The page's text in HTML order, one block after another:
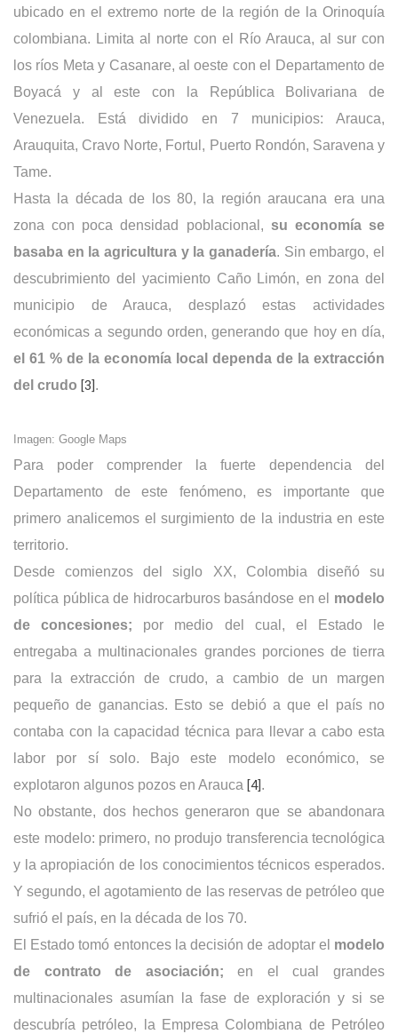
ubicado en el extremo norte de la región de la Orinoquía
colombiana. Limita al norte con el Río Arauca, al sur con
los ríos Meta y Casanare, al oeste con el Departamento de
Boyacá y al este con la República Bolivariana de
Venezuela. Está dividido en 7 municipios: Arauca,
Arauquita, Cravo Norte, Fortul, Puerto Rondón, Saravena y
Tame.
Hasta la década de los 80, la región araucana era una
zona con poca densidad poblacional, su economía se
basaba en la agricultura y la ganadería. Sin embargo, el
descubrimiento del yacimiento Caño Limón, en zona del
municipio de Arauca, desplazó estas actividades
económicas a segundo orden, generando que hoy en día,
el 61 % de la economía local dependa de la extracción
del crudo [3].
Imagen: Google Maps
Para poder comprender la fuerte dependencia del
Departamento de este fenómeno, es importante que
primero analicemos el surgimiento de la industria en este
territorio.
Desde comienzos del siglo XX, Colombia diseñó su
política pública de hidrocarburos basándose en el modelo
de concesiones; por medio del cual, el Estado le
entregaba a multinacionales grandes porciones de tierra
para la extracción de crudo, a cambio de un margen
pequeño de ganancias. Esto se debió a que el país no
contaba con la capacidad técnica para llevar a cabo esta
labor por sí solo. Bajo este modelo económico, se
explotaron algunos pozos en Arauca [4].
No obstante, dos hechos generaron que se abandonara
este modelo: primero, no produjo transferencia tecnológica
y la apropiación de los conocimientos técnicos esperados.
Y segundo, el agotamiento de las reservas de petróleo que
sufrió el país, en la década de los 70.
El Estado tomó entonces la decisión de adoptar el modelo
de contrato de asociación;en el cual grandes
multinacionales asumían la fase de exploración y si se
descubría petróleo, la Empresa Colombiana de Petróleo